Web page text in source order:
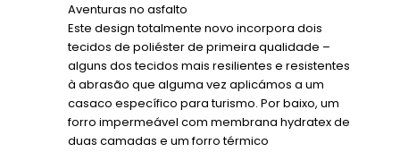
Aventuras no asfalto
Este design totalmente novo incorpora dois
tecidos de poliéster de primeira qualidade –
alguns dos tecidos mais resilientes e resistentes
à abrasão que alguma vez aplicámos a um
casaco específico para turismo. Por baixo, um
forro impermeável com membrana hydratex de
duas camadas e um forro térmico